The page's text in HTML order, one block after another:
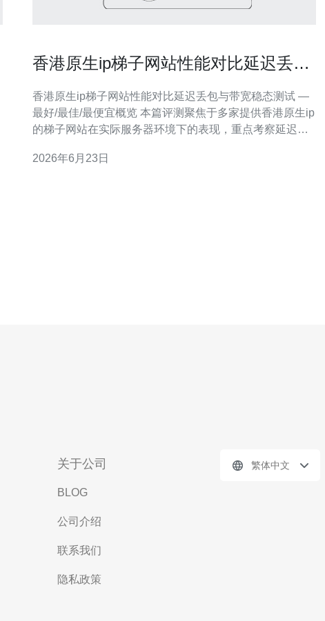
香港原生ip梯子网站性能对比延迟丢包
香港原生ip梯子网站性能对比延迟丢包与带宽稳态测试 —
最好/最佳/最便宜概览 本篇评测聚焦于多家提供香港原生ip
的梯子网站在实际服务器环境下的表现，重点考察延迟、
迟最低、丢包接近0%且带宽长时间稳态的服务；若看重
2026年6月23日
关于公司
BLOG
公司介绍
联系我们
隐私政策
繁体中文